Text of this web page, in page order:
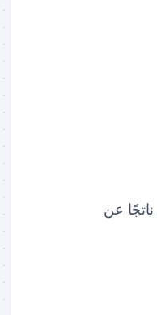
عن